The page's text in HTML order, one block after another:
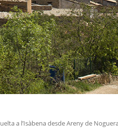
a l’Isàbena desde Areny de